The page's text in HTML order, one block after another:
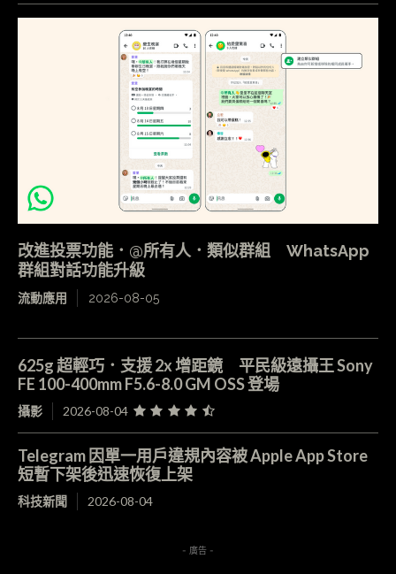
改進投票功能．@所有人．類似群組 WhatsApp
群組對話功能升級
流動應用 2026-08-05
625g 超輕巧．支援 2x 增距鏡 平民級遠攝王 Sony
FE 100-400mm F5.6-8.0 GM OSS 登場
攝影 2026-08-04
Telegram 因單一用戶違規內容被 Apple App Store
短暫下架後迅速恢復上架
科技新聞 2026-08-04
- 廣告 -